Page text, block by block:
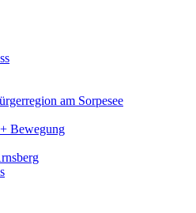
am Sorpesee
Bewegung